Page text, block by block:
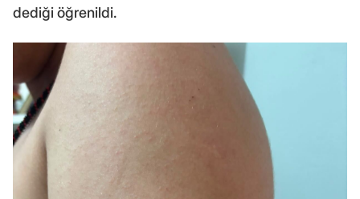
dediği öğrenildi.